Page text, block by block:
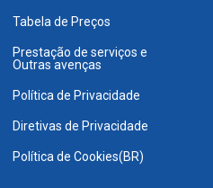
Tabela de Preços
Prestação de serviços e
Outras avenças
Política de Privacidade
Diretivas de Privacidade
Política de Cookies(BR)